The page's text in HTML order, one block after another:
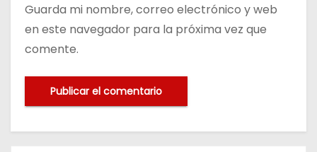
Guarda mi nombre, correo electrónico y web
en este navegador para la próxima vez que
comente.